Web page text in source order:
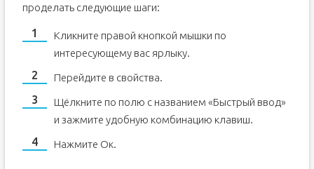
проделать следующие шаги:
Кликните правой кнопкой мышки по
интересующему вас ярлыку.
Перейдите в свойства.
Щёлкните по полю с названием «Быстрый ввод»
и зажмите удобную комбинацию клавиш.
Нажмите Ок.